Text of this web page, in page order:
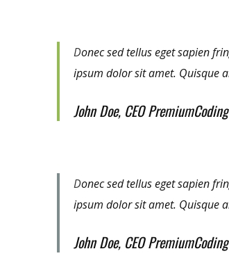
Donec sed tellus eget sapien
ipsum dolor sit amet. Quisque
John Doe, CEO PremiumCoding
Donec sed tellus eget sapien
ipsum dolor sit amet. Quisque
John Doe, CEO PremiumCoding